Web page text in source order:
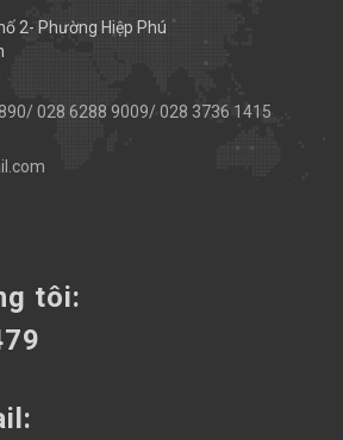
2- Phường Hiệp Phú
028 6288 9009/ 028 3736 1415
tôi: